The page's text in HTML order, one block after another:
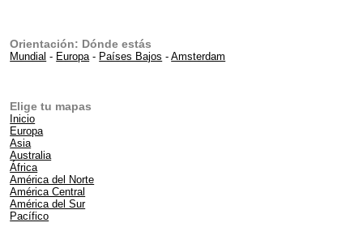
Orientación: Dónde estás
Mundial - Europa- Países Bajos -Amsterdam
Elige tu mapas
Inicio
Europa
Asia
Australia
África
América del Norte
América Central
América del Sur
Pacífico